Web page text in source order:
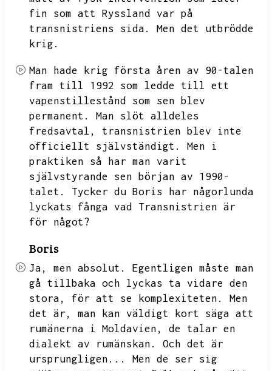
fin som att Ryssland var på
transnistriens sida.
Men det utbrödde
krig.
Man hade krig första åren av 90-talen
fram till 1992 som ledde till ett
vapenstillestånd som sen blev
permanent.
Man slöt alldeles
fredsavtal,
transnistrien blev inte
officiellt självständigt.
Men i
praktiken så har man varit
självstyrande sen början av 1990-
talet.
Tycker du Boris har någorlunda
lyckats fånga vad Transnistrien är
för något?
Boris
Ja, men absolut.
Egentligen måste man
gå tillbaka och lyckas ta vidare den
stora,
för att se komplexiteten.
Men
det är,
man kan väldigt kort säga att
rumänerna i Moldavien,
de talar en
dialekt av rumänskan.
Och det är
ursprungligen...
Men de ser sig